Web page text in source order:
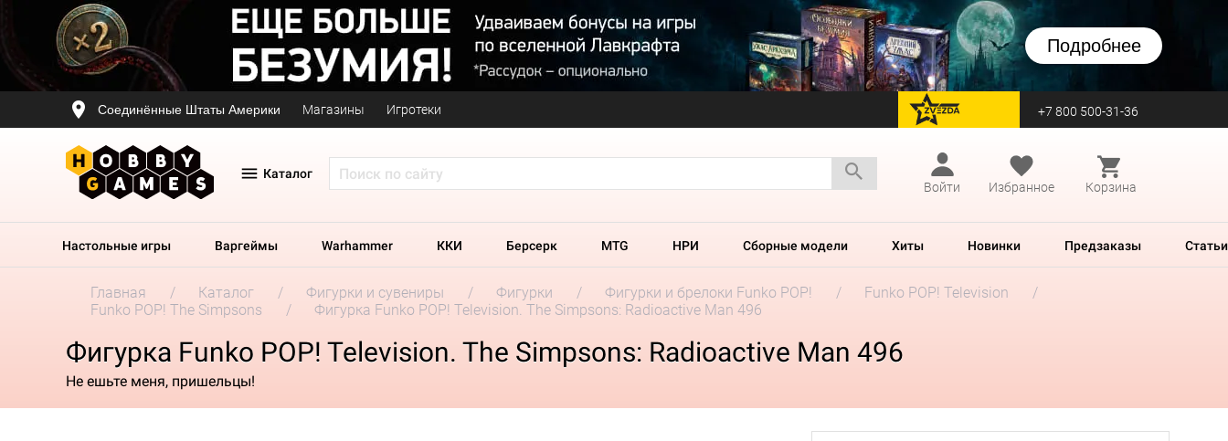
Подробнее
Соединённые Штаты Америки Магазины Игротеки перейти на Zvezda +7 800 500-31-36
Каталог
Войти
Избранное Корзина
Настольные игры Варгеймы Warhammer ККИ Берсерк MTG НРИ Сборные модели Хиты Новинки Предзаказы Статьи
Главная Каталог Фигурки и сувениры Фигурки Фигурки и брелоки Funko POP!
Funko POP! Television
Funko POP! The Simpsons
Фигурка Funko POP! Television. The Simpsons: Radioactive Man 496
Фигурка Funko POP! Television. The Simpsons: Radioactive Man 496
Не ешьте меня, пришельцы!